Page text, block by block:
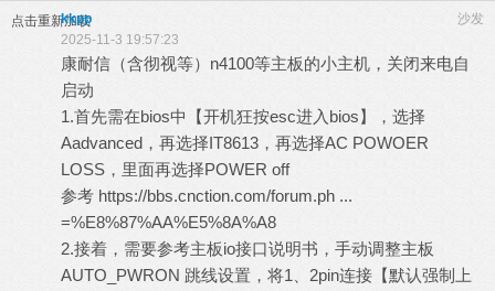
点击重新加载 沙发
kkpp
2025-11-3 19:57:23
康耐信（含彻视等）n4100等主板的小主机，关闭来电自
启动
1.首先需在bios中【开机狂按esc进入bios】，选择
Aadvanced，再选择IT8613，再选择AC POWOER
LOSS，里面再选择POWER off
参考 https://bbs.cnction.com/forum.ph ...
=%E8%87%AA%E5%8A%A8
2.接着，需要参考主板io接口说明书，手动调整主板
AUTO_PWRON 跳线设置，将1、2pin连接【默认强制上